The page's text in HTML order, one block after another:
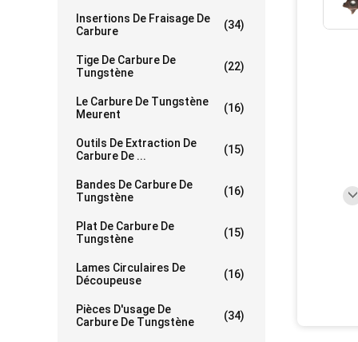
Insertions De Fraisage De
Carbure
(34)
Tige De Carbure De
Tungstène
(22)
Le Carbure De Tungstène
Meurent
(16)
Outils De Extraction De
Carbure De ...
(15)
Bandes De Carbure De
Tungstène
(16)
Plat De Carbure De
Tungstène
(15)
Lames Circulaires De
Découpeuse
(16)
Pièces D'usage De
Carbure De Tungstène
(34)